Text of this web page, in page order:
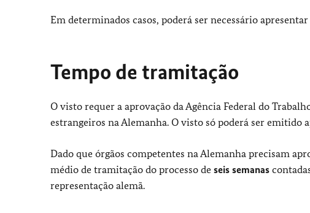
Em determinados casos, poderá ser necessário
Tempo de tramitação
O visto requer a aprovação da Agência Federal do
estrangeiros na Alemanha. O visto só poderá ser emitido
Dado que órgãos competentes na Alemanha precisam
médio de tramitação do processo de seis semanas
representação alemã.